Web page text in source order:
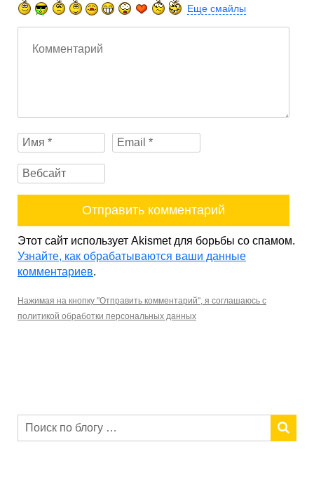
Еще смайлы
Этот сайт использует Akismet для борьбы со спамом.
Узнайте, как обрабатываются ваши данные
комментариев.
Нажимая на кнопку "Отправить комментарий", я соглашаюсь с
политикой обработки персональных данных